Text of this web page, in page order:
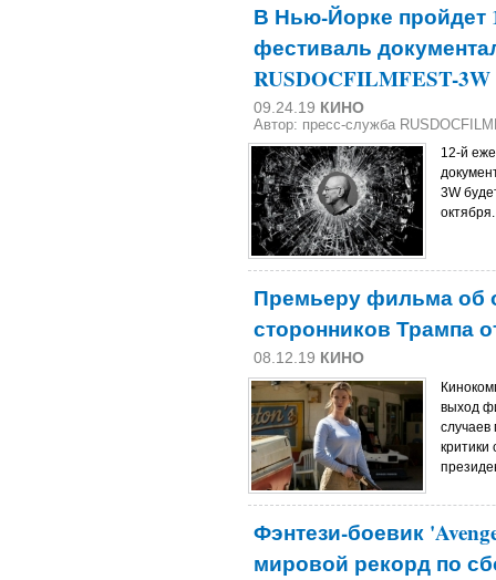
В Нью-Йорке пройдет
фестиваль
RUSDOCFILMFEST-3W
09.24.19 КИНО
Автор: пресс-служба
12-й
3W
Премьеру фильма об
сторонников Трампа
08.12.19 КИНО
выход
критики
Фэнтези-боевик
мировой рекорд по